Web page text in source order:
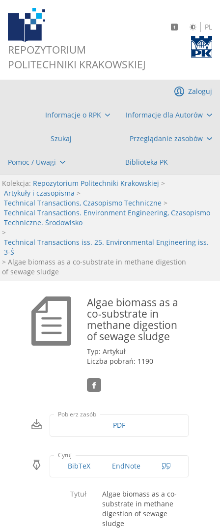
REPOZYTORIUM
POLITECHNIKI KRAKOWSKIEJ
PL
Informacje o RPK Informacje dla Autorów
Szukaj Przeglądanie zasobów
Pomoc / Uwagi Biblioteka PK
Zaloguj
Kolekcja: Repozytorium Politechniki Krakowskiej >
Artykuły i czasopisma >
Technical Transactions, Czasopismo Techniczne >
Technical Transactions. Environment Engineering, Czasopismo
Techniczne. Środowisko
>
Technical Transactions iss. 25. Environmental Engineering iss.
3-Ś
> Algae biomass as a co-substrate in methane digestion
of sewage sludge
Algae biomass as a
co-substrate in
methane digestion
of sewage sludge
Typ: Artykuł
Liczba pobrań: 1190
Pobierz zasób
PDF
Cytuj
BibTeX EndNote
Tytuł
Algae biomass as a co-
substrate in methane
digestion of sewage
sludge